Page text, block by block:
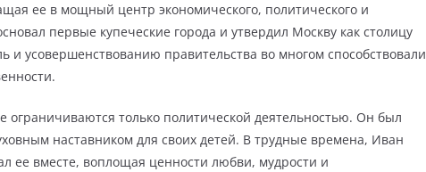
ее в мощный центр экономического, политического и
первые купеческие города и утвердил Москву как столицу
и усовершенствованию правительства во многом способствовали
только политической деятельностью. Он был
наставником для своих детей. В трудные времена, Иван
ее вместе, воплощая ценности любви, мудрости и